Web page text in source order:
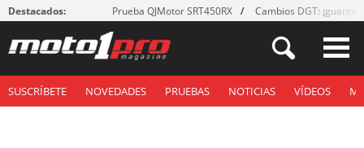
Destacados: Prueba QJMotor SRT450RX Cambios DGT: ¡guantes!
SUSCRÍBETE NOVEDADES PRUEBAS NOTICIAS VÍDEOS